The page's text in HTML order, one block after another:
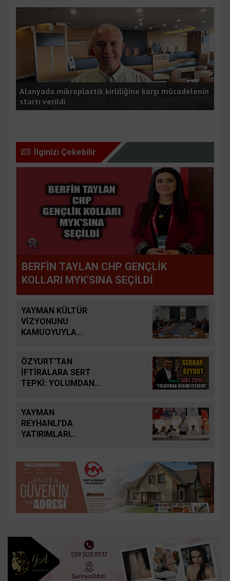
Alanyada mikroplastik kirliliğine karşı mücadelenin
startı verildi
İlginizi Çekebilir
BERFİN TAYLAN CHP GENÇLİK
KOLLARI MYK'SINA SEÇİLDİ
YAYMAN KÜLTÜR
VİZYONUNU
KAMUOYUYLA
ÖZYURT'TAN
İFTİRALARA SERT
TEPKİ: YOLUMDAN
YAYMAN
REYHANLI'DA
YATIRIMLARI